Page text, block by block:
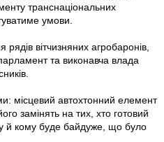
транснаціональних
умови.
вітчизняних агробаронів,
та виконавча влада
місцевий автохтонний елемент
замінять на тих, хто готовий
й кому буде байдуже, що було